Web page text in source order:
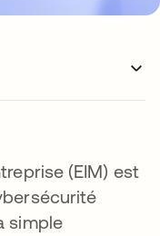
(EIM) est
simple